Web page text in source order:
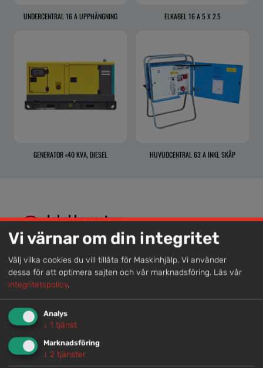
UNDERCENTRAL 16 A UPPHÄNGNING ELKABEL 16 A 5 X 2.5
GENERATOR <40 KVA, DIESEL HUVUDCENTRAL 63 A INKL SKÅP
Lokal kompetens
Genom att samla våra medarbetare lokalt erbjuder vi
Snabb service
Vi har tillgänglig personal som är redo att hjälpa dig.
Trygg rådgivning
Vi värnar om din integritet
Välj vilka cookies du vill tillåta för Maskinhjälp. Vi använder
dessa för att optimera sajten och vår marknadsföring. Läs vår
integritetspolicy.
Analys
↓ 1 tjänst
Marknadsföring
↓ 2 tjänster